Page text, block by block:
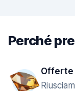
Perché
Offerte